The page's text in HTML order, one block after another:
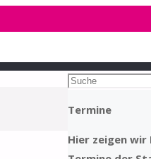
Suchen
Termine
Hier zeigen